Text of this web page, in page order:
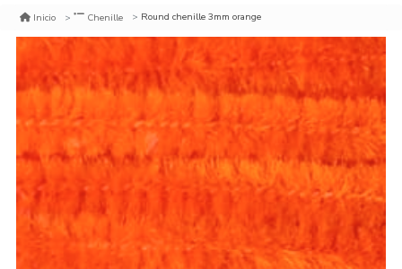
Inicio Chenille Round chenille 3mm orange